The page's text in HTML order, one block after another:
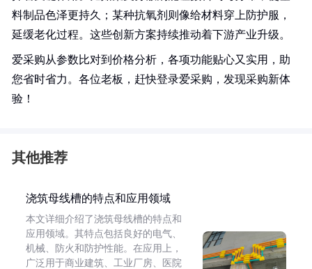
料制品色泽更持久；某种抗氧剂则像给材料穿上防护服，
延缓老化过程。这些创新方案持续推动着下游产业升级。
爱采购从参数比对到价格分析，各项功能贴心又实用，助
您省时省力。各位老板，赶快登录爱采购，发现采购新体
验！
其他推荐
浇筑母线槽的特点和应用领域
本文详细介绍了浇筑母线槽的特点和
应用领域。其特点包括良好的电气、
机械、防火和防护性能。在应用上，
广泛用于商业建筑、工业厂房、医院